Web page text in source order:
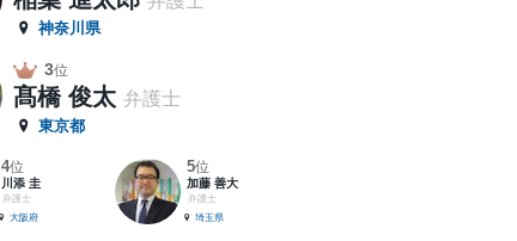
神奈川県
3位
髙橋 俊太 弁護士
東京都
4位
川添 圭
弁護士
大阪府
5位
加藤 善大
弁護士
埼玉県